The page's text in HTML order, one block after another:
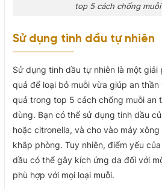
top 5 cách chống
Sử dụng tinh dầu tự nhiên
Sử dụng tinh dầu tự nhiên là một giải
quả để loại bỏ muỗi vừa giúp an thần
quả trong top 5 cách chống muỗi an
dùng. Bạn có thể sử dụng tinh dầu
hoặc citronella, và cho vào máy
khắp phòng. Tuy nhiên, điểm yếu
dầu có thể gây kích ứng da đối với
phù hợp với mọi loại muỗi.